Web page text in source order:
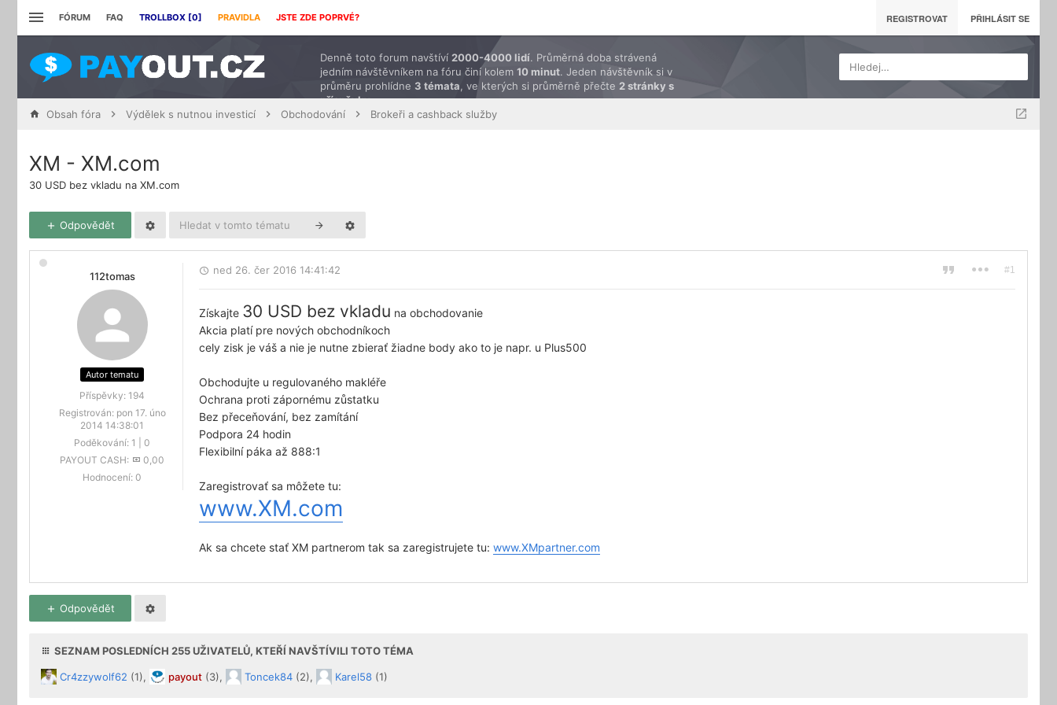
FÓRUM FAQ TROLLBOX [0] PRAVIDLA JSTE ZDE POPRVÉ? REGISTROVAT PŘIHLÁSIT SE
Denně toto forum navštíví 2000-4000 lidí. Průměrná doba strávená
jedním návštěvníkem na fóru činí kolem 10 minut. Jeden návštěvník si v
průměru prohlídne 3 témata , ve kterých si průměrně přečte 2 stránky s
příspěvky.
Hledej…
Obsah fóra Výdělek s nutnou investicí Obchodování Brokeři a cashback služby
XM - XM.com
30 USD bez vkladu na XM.com
Odpovědět
112tomas
Autor tematu
Příspěvky: 194
Registrován: pon 17. úno
2014 14:38:01
Poděkování: 1
0
PAYOUT CASH:
0,00
Hodnocení: 0
#1
ned 26. čer 2016 14:41:42
Získajte 30 USD bez vkladu na obchodovanie
Akcia platí pre nových obchodníkoch
cely zisk je váš a nie je nutne zbierať žiadne body ako to je napr. u Plus500
Obchodujte u regulovaného makléře
Ochrana proti zápornému zůstatku
Bez přeceňování, bez zamítání
Podpora 24 hodin
Flexibilní páka až 888:1
Zaregistrovať sa môžete tu:
www.XM.com
Ak sa chcete stať XM partnerom tak sa zaregistrujete tu: www.XMpartner.com
Odpovědět
SEZNAM POSLEDNÍCH 255UŽIVATELŮ, KTEŘÍ NAVŠTÍVILI TOTO TÉMA
Cr4zzywolf62 (1), payout (3), Toncek84 (2), Karel58 (1)